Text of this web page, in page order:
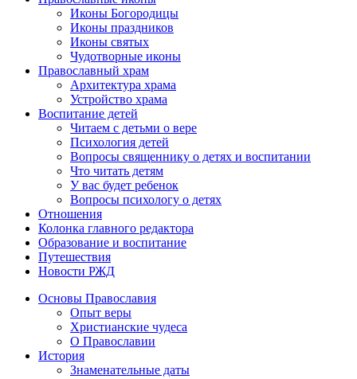
Иконы Богородицы
Иконы праздников
Иконы святых
Чудотворные иконы
Православный храм
Архитектура храма
Устройство храма
Воспитание детей
Читаем с детьми о вере
Психология детей
Вопросы священнику о детях и воспитании
Что читать детям
У вас будет ребенок
Вопросы психологу о детях
Отношения
Колонка главного редактора
Образование и воспитание
Путешествия
Новости РЖД
Основы Православия
Опыт веры
Христианские чудеса
О Православии
История
Знаменательные даты